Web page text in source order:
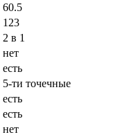
60.5
123
2 в 1
нет
есть
5-ти точечные
есть
есть
нет